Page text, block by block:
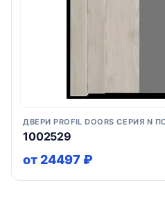
ДВЕРИ PROFIL DOORS СЕРИЯ N
1002529
от 24497 ₽